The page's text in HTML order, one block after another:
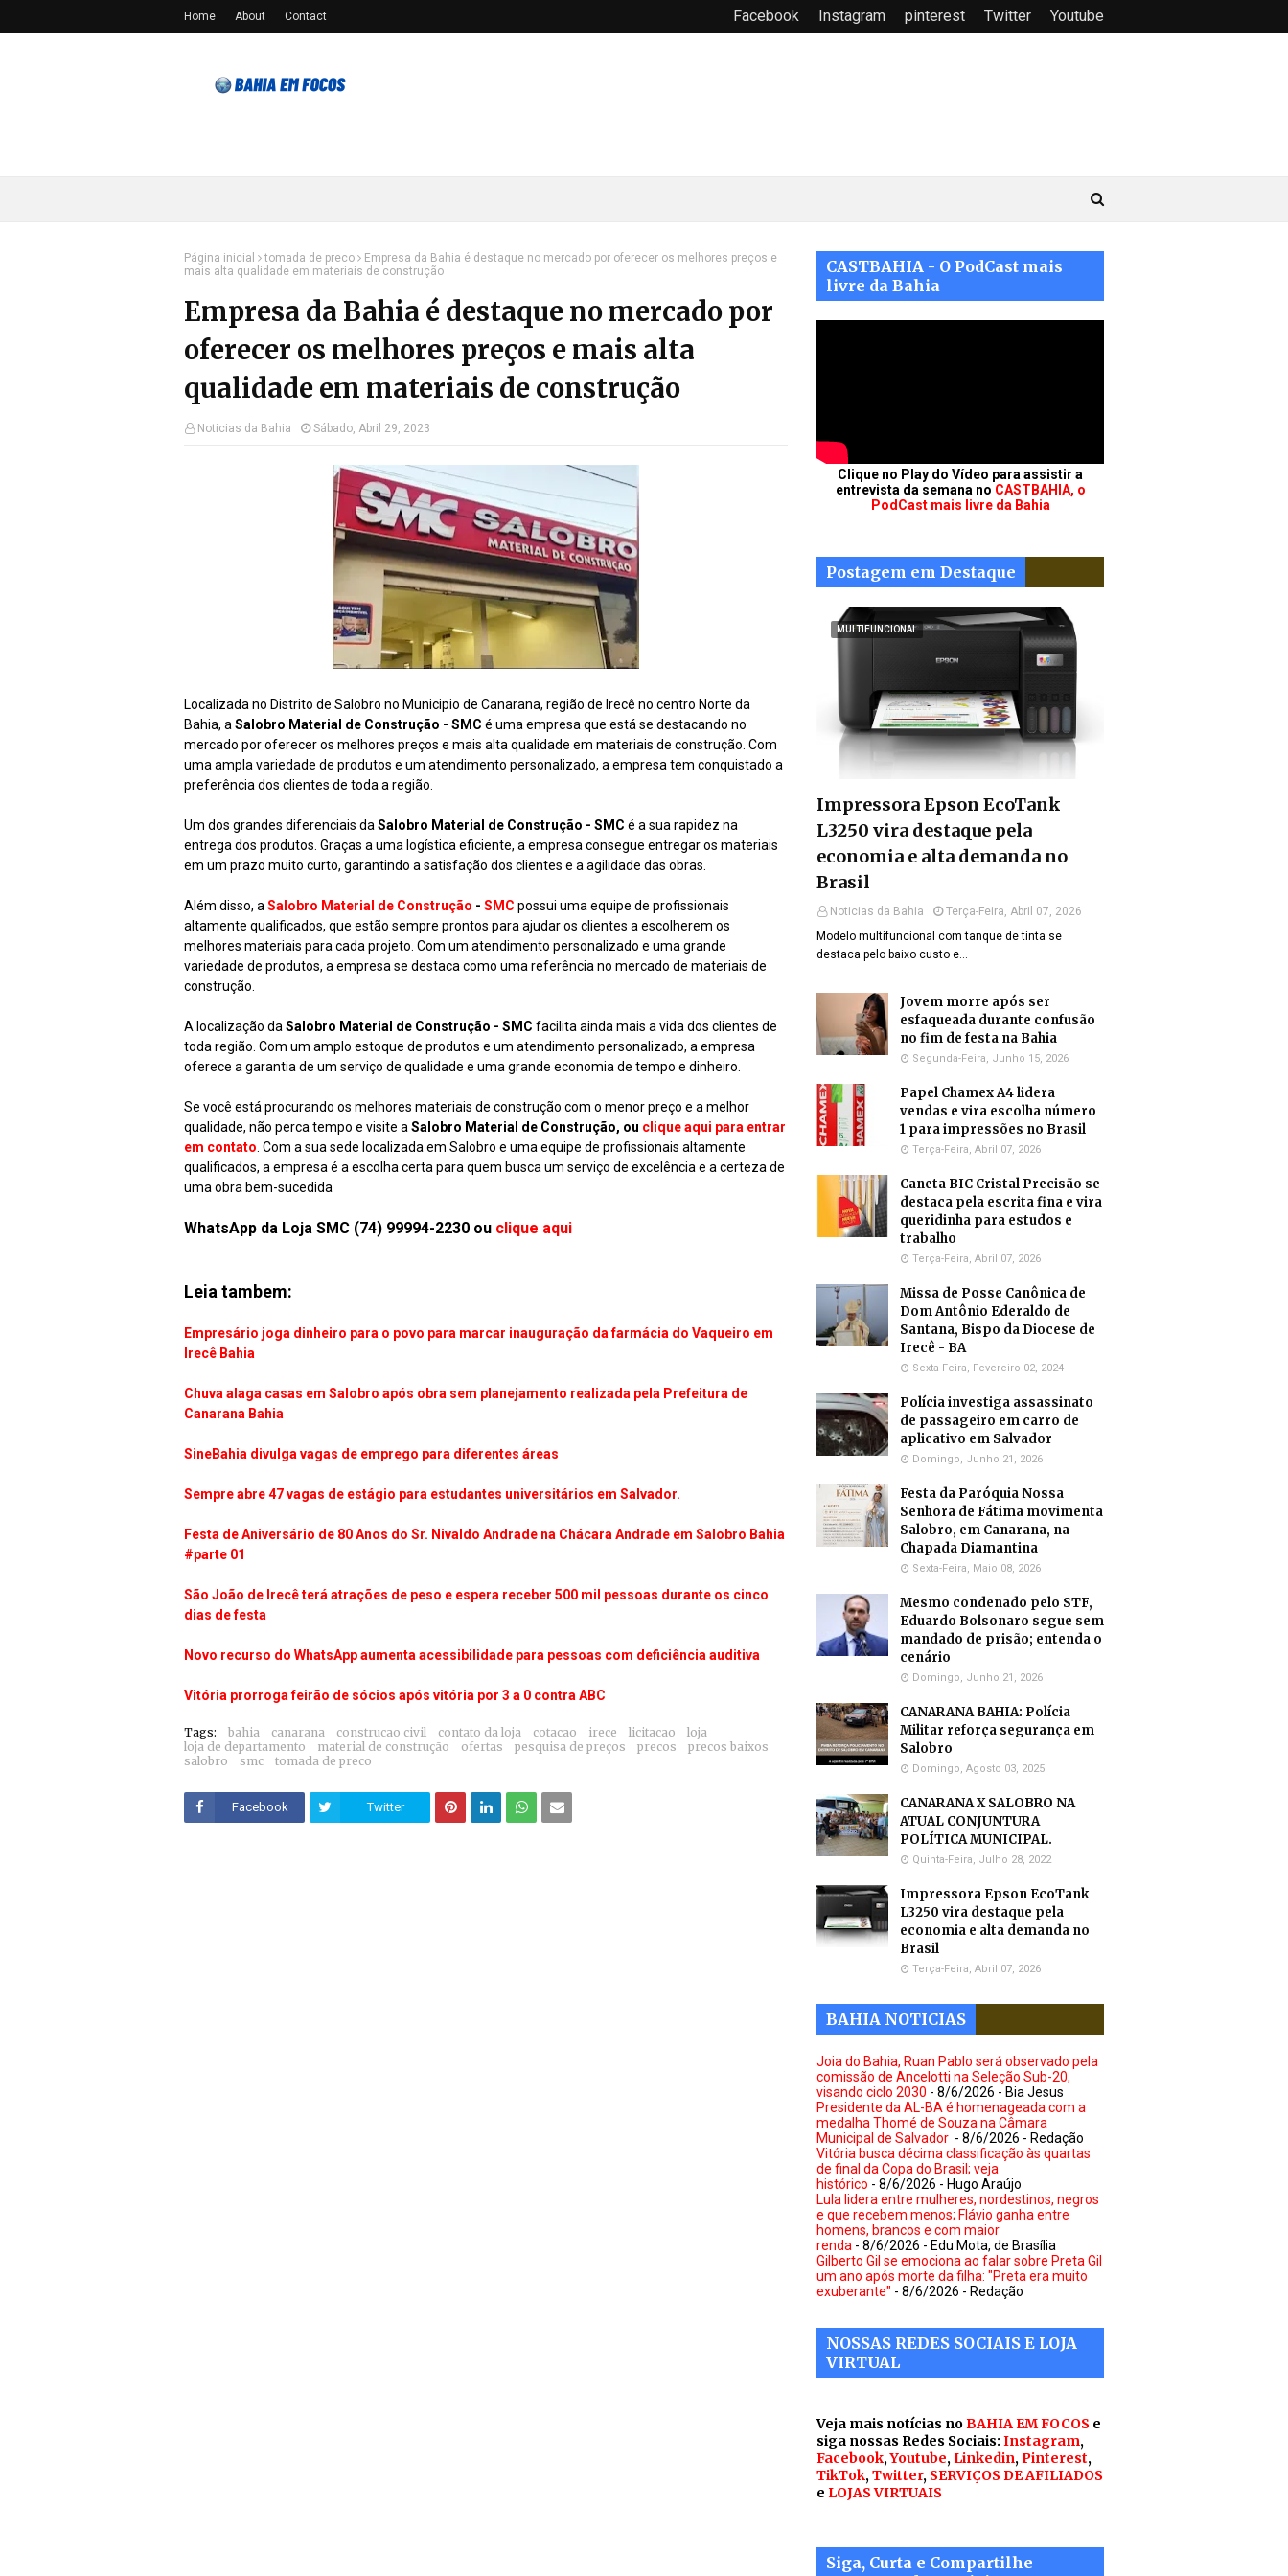
Home About Contact Facebook Instagram pinterest Twitter Youtube
Página inicial tomada de preco
Empresa da Bahia é destaque no mercado por oferecer os melhores preços e
mais alta qualidade em materiais de construção
Empresa da Bahia é destaque no mercado por
oferecer os melhores preços e mais alta
qualidade em materiais de construção
Noticias da Bahia Sábado, Abril 29, 2023
Localizada no Distrito de Salobro no Municipio de Canarana, região de Irecê no centro Norte da
Bahia, a Salobro Material de Construção - SMC é uma empresa que está se destacando no
mercado por oferecer os melhores preços e mais alta qualidade em materiais de construção. Com
uma ampla variedade de produtos e um atendimento personalizado, a empresa tem conquistado a
preferência dos clientes de toda a região.
Um dos grandes diferenciais da Salobro Material de Construção - SMC é a sua rapidez na
entrega dos produtos. Graças a uma logística eficiente, a empresa consegue entregar os materiais
em um prazo muito curto, garantindo a satisfação dos clientes e a agilidade das obras.
Além disso, a Salobro Material de Construção - SMC possui uma equipe de profissionais
altamente qualificados, que estão sempre prontos para ajudar os clientes a escolherem os
melhores materiais para cada projeto. Com um atendimento personalizado e uma grande
variedade de produtos, a empresa se destaca como uma referência no mercado de materiais de
construção.
A localização da Salobro Material de Construção - SMC facilita ainda mais a vida dos clientes de
toda região. Com um amplo estoque de produtos e um atendimento personalizado, a empresa
oferece a garantia de um serviço de qualidade e uma grande economia de tempo e dinheiro.
Se você está procurando os melhores materiais de construção com o menor preço e a melhor
qualidade, não perca tempo e visite a Salobro Material de Construção, ou clique aqui para entrar
em contato . Com a sua sede localizada em Salobro e uma equipe de profissionais altamente
qualificados, a empresa é a escolha certa para quem busca um serviço de excelência e a certeza de
uma obra bem-sucedida
WhatsApp da Loja SMC (74) 99994-2230 ou clique aqui
Leia tambem:
Empresário joga dinheiro para o povo para marcar inauguração da farmácia do Vaqueiro em
Irecê Bahia
Chuva alaga casas em Salobro após obra sem planejamento realizada pela Prefeitura de
Canarana Bahia
SineBahia divulga vagas de emprego para diferentes áreas
Sempre abre 47 vagas de estágio para estudantes universitários em Salvador.
Festa de Aniversário de 80 Anos do Sr. Nivaldo Andrade na Chácara Andrade em Salobro Bahia
#parte 01
São João de Irecê terá atrações de peso e espera receber 500 mil pessoas durante os cinco
dias de festa
Novo recurso do WhatsApp aumenta acessibilidade para pessoas com deficiência auditiva
Vitória prorroga feirão de sócios após vitória por 3 a 0 contra ABC
Tags: bahia canarana construcao civil contato da loja cotacao irece licitacao
loja
loja de departamento
material de construção ofertas pesquisa de preços precos
precos baixos
salobro
smc tomada de preco
Facebook Twitter
CASTBAHIA - O PodCast mais
livre da Bahia
Clique no Play do Vídeo para assistir a
entrevista da semana no CASTBAHIA, o
PodCast mais livre da Bahia
Postagem em Destaque
MULTIFUNCIONAL
Impressora Epson EcoTank
L3250 vira destaque pela
economia e alta demanda no
Brasil
Noticias da Bahia
Terça-Feira, Abril 07, 2026
Modelo multifuncional com tanque de tinta se
destaca pelo baixo custo e…
Jovem morre após ser
esfaqueada durante confusão
no fim de festa na Bahia
Segunda-Feira, Junho 15, 2026
Papel Chamex A4 lidera
vendas e vira escolha número
1 para impressões no Brasil
Terça-Feira, Abril 07, 2026
Caneta BIC Cristal Precisão se
destaca pela escrita fina e vira
queridinha para estudos e
trabalho
Terça-Feira, Abril 07, 2026
Missa de Posse Canônica de
Dom Antônio Ederaldo de
Santana, Bispo da Diocese de
Irecê - BA
Sexta-Feira, Fevereiro 02, 2024
Polícia investiga assassinato
de passageiro em carro de
aplicativo em Salvador
Domingo, Junho 21, 2026
Festa da Paróquia Nossa
Senhora de Fátima movimenta
Salobro, em Canarana, na
Chapada Diamantina
Sexta-Feira, Maio 08, 2026
Mesmo condenado pelo STF,
Eduardo Bolsonaro segue sem
mandado de prisão; entenda o
cenário
Domingo, Junho 21, 2026
CANARANA BAHIA: Polícia
Militar reforça segurança em
Salobro
Domingo, Agosto 03, 2025
CANARANA X SALOBRO NA
ATUAL CONJUNTURA
POLÍTICA MUNICIPAL.
Quinta-Feira, Julho 28, 2022
Impressora Epson EcoTank
L3250 vira destaque pela
economia e alta demanda no
Brasil
Terça-Feira, Abril 07, 2026
BAHIA NOTICIAS
Joia do Bahia, Ruan Pablo será observado pela
comissão de Ancelotti na Seleção Sub-20,
visando ciclo 2030 - 8/6/2026 - Bia Jesus
Presidente da AL-BA é homenageada com a
medalha Thomé de Souza na Câmara
Municipal de Salvador - 8/6/2026 - Redação
Vitória busca décima classificação às quartas
de final da Copa do Brasil; veja
histórico - 8/6/2026 - Hugo Araújo
Lula lidera entre mulheres, nordestinos, negros
e que recebem menos; Flávio ganha entre
homens, brancos e com maior
renda - 8/6/2026 - Edu Mota, de Brasília
Gilberto Gil se emociona ao falar sobre Preta Gil
um ano após morte da filha: "Preta era muito
exuberante" - 8/6/2026 - Redação
NOSSAS REDES SOCIAIS E LOJA
VIRTUAL
Veja mais notícias noBAHIA EM FOCOS e
siga nossas Redes Sociais: Instagram,
Facebook,Youtube, Linkedin,Pinterest,
TikTok,Twitter, SERVIÇOS DE AFILIADOS
e LOJAS VIRTUAIS
Siga, Curta e Compartilhe